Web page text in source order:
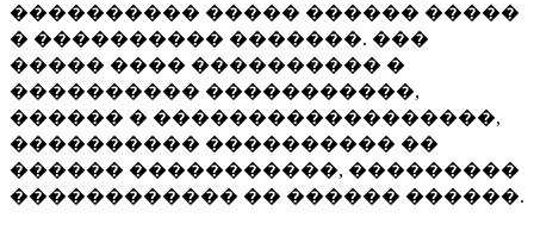
���������� ����� ������ �����
� ���������� �������. ���
����� ���� ���������� �
���������� �����������,
������ � ������������������,
���������� ���������� ��
������ �����������, ���������
������������ �� ������ ������.